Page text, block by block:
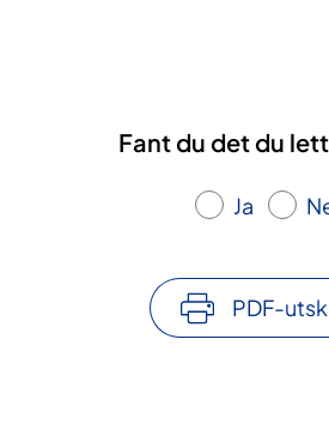
Fant du det du
Ja
PDF-